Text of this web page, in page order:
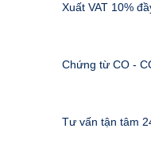
Xuất VAT 10%
Chứng từ CO -
Tư vấn tận tâm